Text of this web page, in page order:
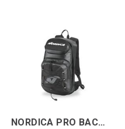
NORDICA PRO BACKPACK Svart/Vit